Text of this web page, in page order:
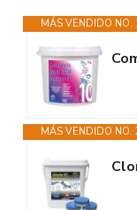
MÁS VENDIDO NO.
MÁS VENDIDO NO.